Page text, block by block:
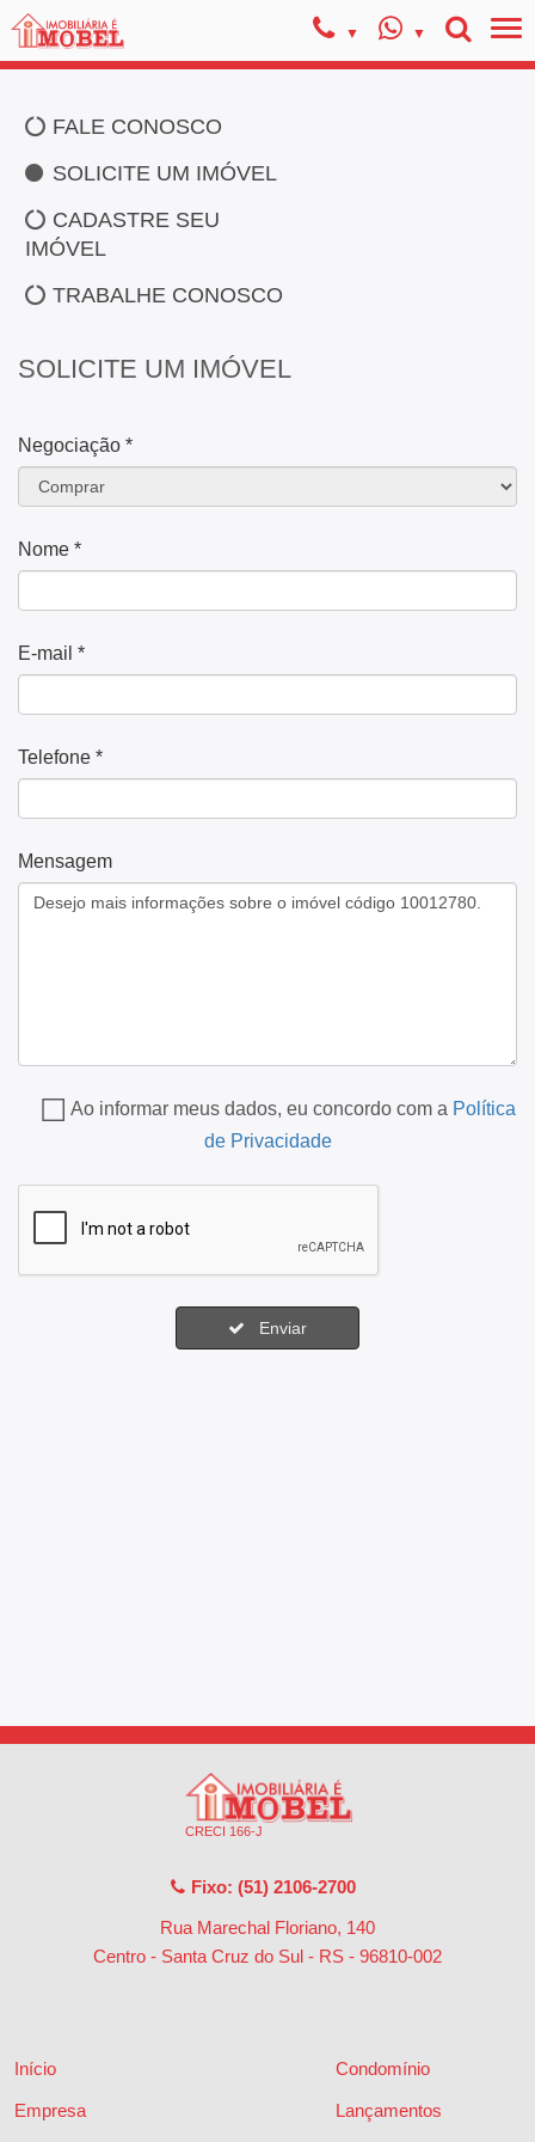
FALE CONOSCO
SOLICITE UM IMÓVEL
CADASTRE SEU
IMÓVEL
TRABALHE CONOSCO
SOLICITE UM IMÓVEL
Negociação *
Nome *
E-mail *
Telefone *
Mensagem
Ao informar meus dados, eu concordo com a Política
de Privacidade
Enviar
CRECI 166-J
Fixo: (51) 2106-2700
Rua Marechal Floriano, 140
Centro - Santa Cruz do Sul - RS - 96810-002
Início
Empresa
Condomínio
Lançamentos